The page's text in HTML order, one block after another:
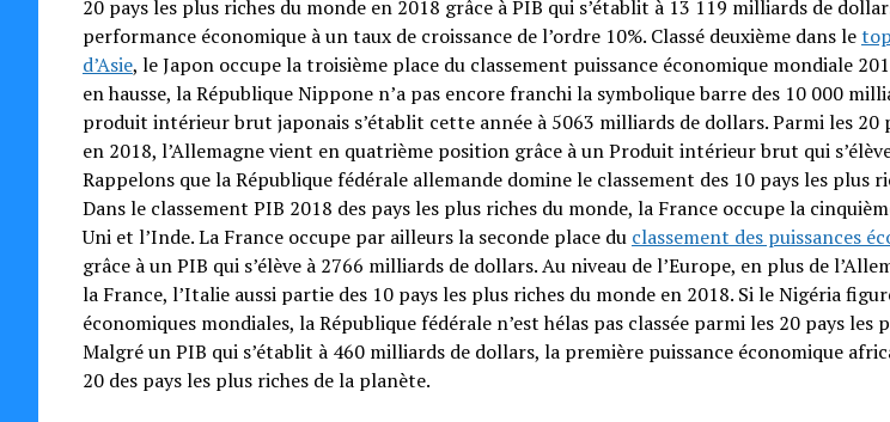
20 pays les plus riches du monde en 2018 grâce à PIB qui s’établit à 13 119 milliards de
performance économique à un taux de croissance de l’ordre 10%. Classé deuxième dans le
d’Asie, le Japon occupe la troisième place du classement puissance économique mondiale
en hausse, la République Nippone n’a pas encore franchi la symbolique barre des 10 000
produit intérieur brut japonais s’établit cette année à 5063 milliards de dollars. Parmi les 20
en 2018, l’Allemagne vient en quatrième position grâce à un Produit intérieur brut qui
Rappelons que la République fédérale allemande domine le classement des 10 pays les plus
Dans le classement PIB 2018 des pays les plus riches du monde, la France occupe la
Uni et l’Inde. La France occupe par ailleurs la seconde place du classement des puissances
grâce à un PIB qui s’élève à 2766 milliards de dollars. Au niveau de l’Europe, en plus de
la France, l’Italie aussi partie des 10 pays les plus riches du monde en 2018. Si le Nigéria
économiques mondiales, la République fédérale n’est hélas pas classée parmi les 20 pays les
Malgré un PIB qui s’établit à 460 milliards de dollars, la première puissance économique
20 des pays les plus riches de la planète.